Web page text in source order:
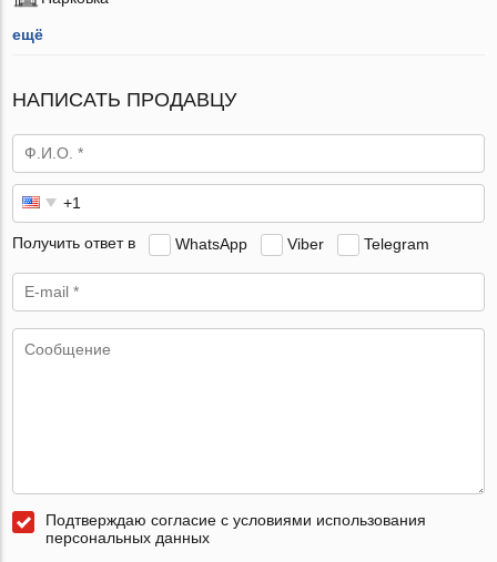
ещё
НАПИСАТЬ ПРОДАВЦУ
Получить ответ в WhatsApp Viber Telegram
Подтверждаю согласие с условиями использования
персональных данных